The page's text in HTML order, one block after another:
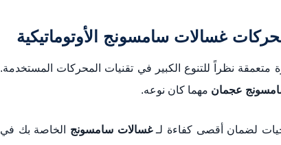
متعمقة نظراً للتنوع الكبير في تقنيات المحركات المستخدمة.
عجمان مهما كان نوعه.
لضمان أقصى كفاءة لـغسالات سامسونج الخاصة بك في